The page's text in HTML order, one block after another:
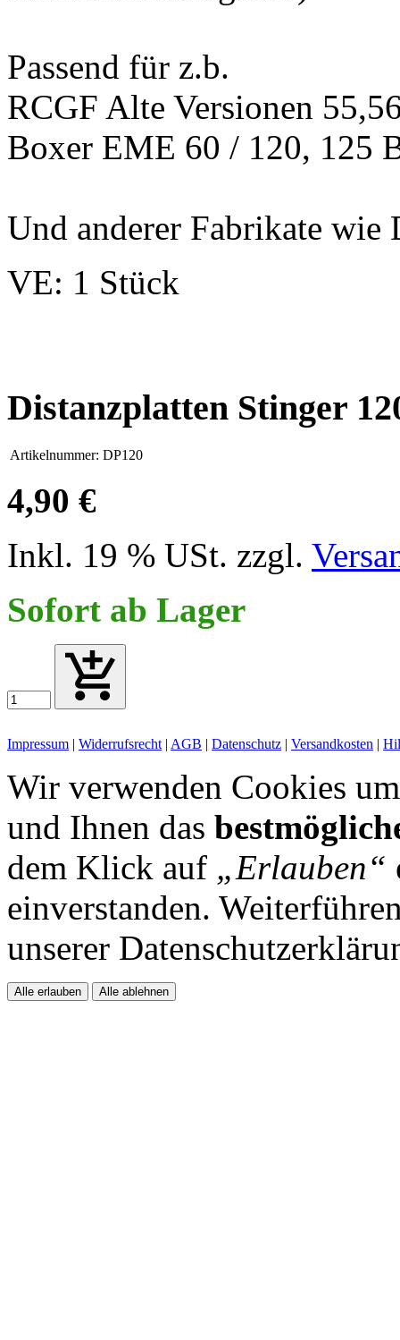
Passend für z.b.
RCGF Alte Versionen
Boxer EME 60 / 120, 125
Und anderer Fabrikate
VE: 1 Stück
Distanzplatten Stinger
Artikelnummer: DP120
4,90 €
Inkl. 19 % USt. zzgl.
Sofort ab Lager
Impressum | Widerrufsrecht | AGB | Datenschutz | Versandkosten |
Wir verwenden Cookies
und Ihnen das
dem Klick auf „Erlauben“
einverstanden.
unserer
Alle erlauben Alle ablehnen